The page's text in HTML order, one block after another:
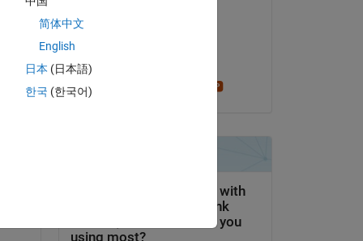
Akzeptiert:
简体中文
English
日本 (日本語)
한국 (한국어)